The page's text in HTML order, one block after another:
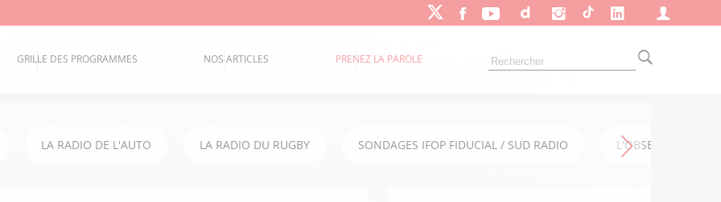
GRILLE DES PROGRAMMES NOS ARTICLES PRENEZ LA PAROLE
LA RADIO DE L'AUTO LA RADIO DU RUGBY SONDAGES IFOP FIDUCIAL / SUD RADIO L'OBSERVATOIRE